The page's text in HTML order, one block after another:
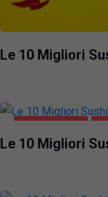
Le 10 Migliori
Le 10 Migliori